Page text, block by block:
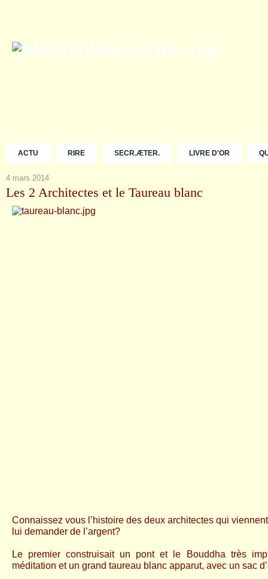
ACTU RIRE SECR.ÆTER. LIVRE D'OR
4 mars 2014
Les 2 Architectes et le Taureau blanc
Connaissez vous l’histoire des deux architectes qui
lui demander de l’argent?
Le premier construisait un pont et le Bouddha très
méditation et un grand taureau blanc apparut, avec un sac